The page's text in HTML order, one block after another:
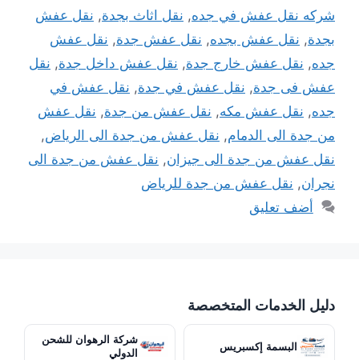
شركه نقل عفش في جده, نقل اثاث بجدة, نقل عفش
بجدة, نقل عفش بجده, نقل عفش جدة, نقل عفش
جده, نقل عفش خارج جدة, نقل عفش داخل جدة, نقل
عفش فى جدة, نقل عفش في جدة, نقل عفش في
جده, نقل عفش مكه, نقل عفش من جدة, نقل عفش
من جدة الى الدمام, نقل عفش من جدة الى الرياض,
نقل عفش من جدة الى جيزان, نقل عفش من جدة الى
نجران, نقل عفش من جدة للرياض
أضف تعليق
دليل الخدمات المتخصصة
البسمة إكسبريس
شركة الرهوان للشحن
الدولي